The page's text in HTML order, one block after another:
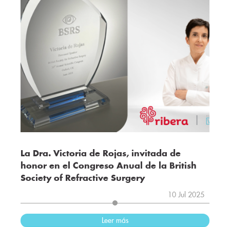
La Dra. Victoria de Rojas, invitada de
honor en el Congreso Anual de la British
Society of Refractive Surgery
10 Jul 2025
Leer más